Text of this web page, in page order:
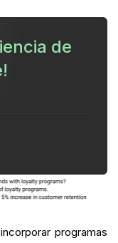
programas
de